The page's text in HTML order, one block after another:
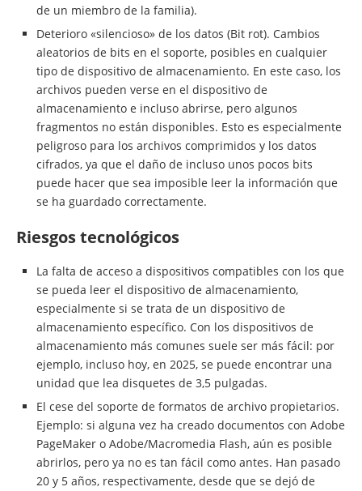
de un miembro de la familia).
Deterioro «silencioso» de los datos (Bit rot). Cambios
aleatorios de bits en el soporte, posibles en cualquier
tipo de dispositivo de almacenamiento. En este caso, los
archivos pueden verse en el dispositivo de
almacenamiento e incluso abrirse, pero algunos
fragmentos no están disponibles. Esto es especialmente
peligroso para los archivos comprimidos y los datos
cifrados, ya que el daño de incluso unos pocos bits
puede hacer que sea imposible leer la información que
se ha guardado correctamente.
Riesgos tecnológicos
La falta de acceso a dispositivos compatibles con los que
se pueda leer el dispositivo de almacenamiento,
especialmente si se trata de un dispositivo de
almacenamiento específico. Con los dispositivos de
almacenamiento más comunes suele ser más fácil: por
ejemplo, incluso hoy, en 2025, se puede encontrar una
unidad que lea disquetes de 3,5 pulgadas.
El cese del soporte de formatos de archivo propietarios.
Ejemplo: si alguna vez ha creado documentos con Adobe
PageMaker o Adobe/Macromedia Flash, aún es posible
abrirlos, pero ya no es tan fácil como antes. Han pasado
20 y 5 años, respectivamente, desde que se dejó de